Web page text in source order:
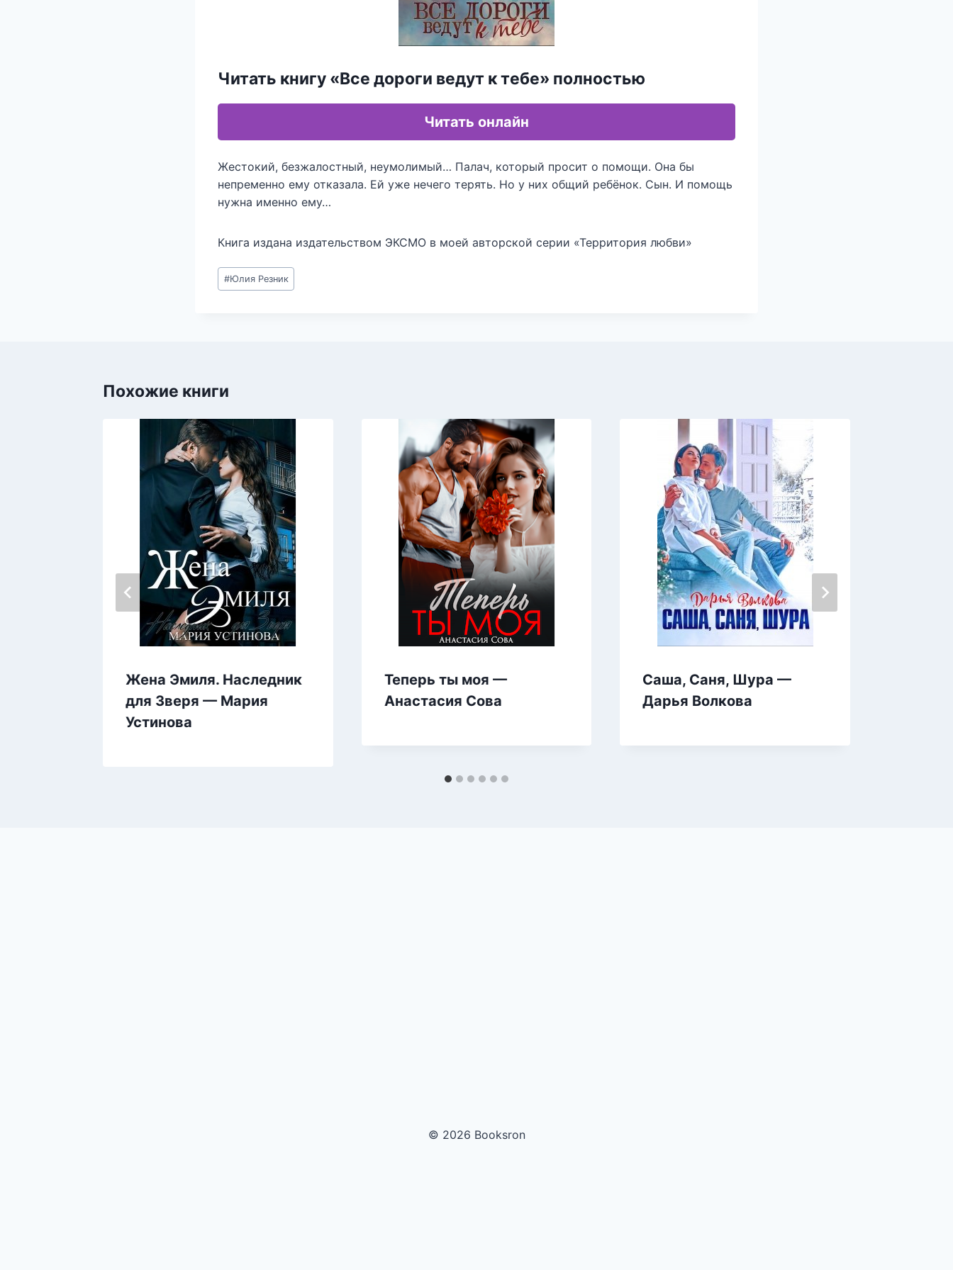
Читать книгу «Все дороги ведут к тебе» полностью
Читать онлайн
Жестокий, безжалостный, неумолимый… Палач, который просит о помощи. Она бы
непременно ему отказала. Ей уже нечего терять. Но у них общий ребёнок. Сын. И помощь
нужна именно ему…
Книга издана издательством ЭКСМО в моей авторской серии «Территория любви»
Метки
записи:
#Юлия Резник
Похожие книги
Жена Эмиля. Наследник
для Зверя — Мария
Устинова
Теперь ты моя —
Анастасия Сова
Саша, Саня, Шура —
Дарья Волкова
© 2026 Booksron